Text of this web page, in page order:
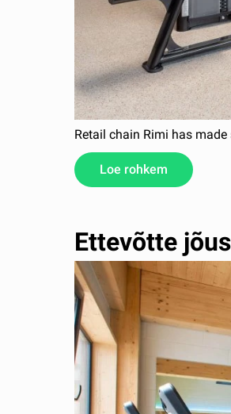
Retail chain Rimi has
Loe rohkem
Ettevõtte